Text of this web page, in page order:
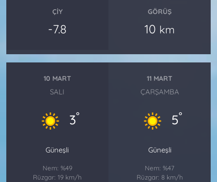
ÇIY
-7.8
GÖRÜŞ
10 km
10 MART
SALI
3°
Güneşli
Nem: %49
Rüzgar: 19 km/h
11 MART
ÇARŞAMBA
5°
Güneşli
Nem: %47
Rüzgar: 8 km/h